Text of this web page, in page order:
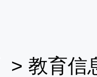
> 教育信